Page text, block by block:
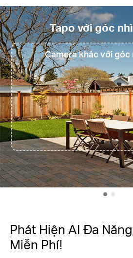
Phát Hiện AI Đa
Miễn Phí!